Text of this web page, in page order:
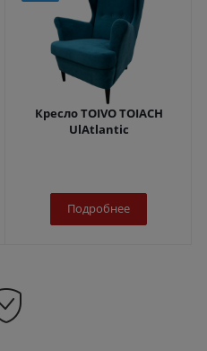
Кресло TOIVO TOIACH
UlAtlantic
Подробнее